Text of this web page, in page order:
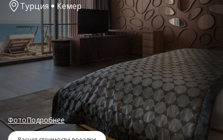
Турция
Кемер
ФотоПодробнее